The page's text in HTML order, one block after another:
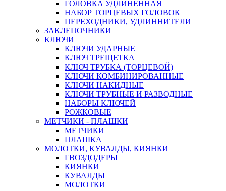
ГОЛОВКА УДЛИНЕННАЯ
НАБОР ТОРЦЕВЫХ ГОЛОВОК
ПЕРЕХОДНИКИ, УДЛИННИТЕЛИ
ЗАКЛЕПОЧНИКИ
КЛЮЧИ
КЛЮЧИ УДАРНЫЕ
КЛЮЧ ТРЕЩЕТКА
КЛЮЧ ТРУБКА (ТОРЦЕВОЙ)
КЛЮЧИ КОМБИНИРОВАННЫЕ
КЛЮЧИ НАКИДНЫЕ
КЛЮЧИ ТРУБНЫЕ И РАЗВОДНЫЕ
НАБОРЫ КЛЮЧЕЙ
РОЖКОВЫЕ
МЕТЧИКИ - ПЛАШКИ
МЕТЧИКИ
ПЛАШКА
МОЛОТКИ, КУВАЛДЫ, КИЯНКИ
ГВОЗДОДЕРЫ
КИЯНКИ
КУВАЛДЫ
МОЛОТКИ